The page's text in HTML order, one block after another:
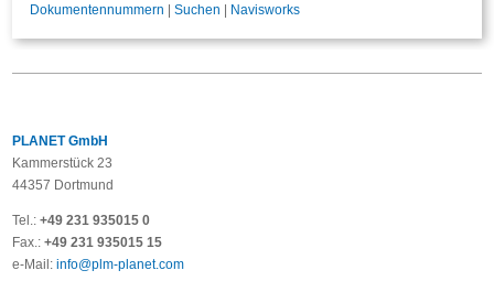
Dokumentennummern |Suchen | Navisworks
PLANET GmbH
Kammerstück 23
44357 Dortmund
Tel.:+49 231 935015 0
Fax.:+49 231 935015 15
e-Mail: info@plm-planet.com